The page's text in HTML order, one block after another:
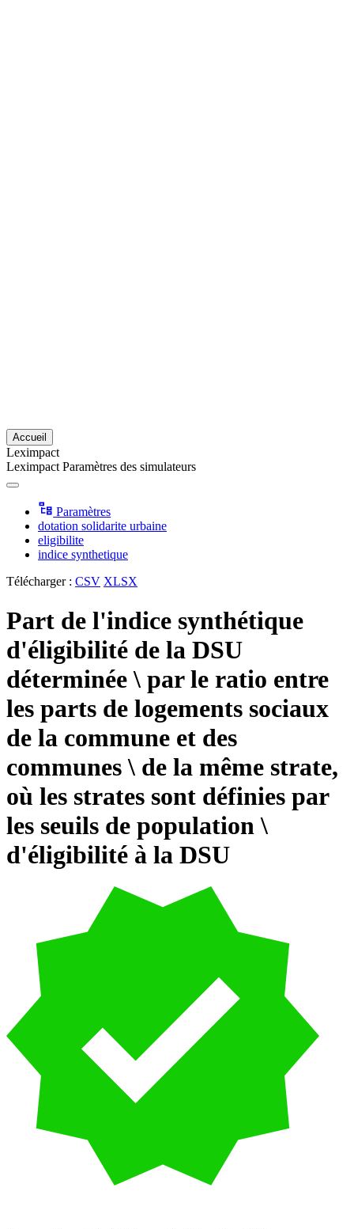
Accueil
Leximpact
Leximpact Paramètres des simulateurs
Paramètres
dotation solidarite urbaine
eligibilite
indice synthetique
Télécharger : CSV XLSX
Part de l'indice synthétique
d'éligibilité de la DSU
déterminée \ par le ratio entre
les parts de logements sociaux
de la commune et des
communes \ de la même strate,
où les strates sont définies par
les seuils de population \
d'éligibilité à la DSU